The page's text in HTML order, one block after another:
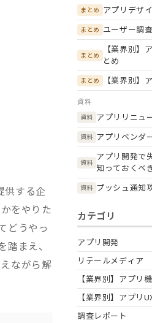
供する企
をやりた
どうやっ
まえ、
ながら解
まとめ アプリデザ
まとめ ユーザー調
まとめ
【業界別】
とめ
まとめ 【業界別】
資料
資料 アプリリニュ
資料 アプリベンダ
資料
アプリ開発で
知っておくべ
資料 プッシュ通知
カテゴリ
アプリ開発
リテールメディア
【業界別】アプリ
【業界別】アプリ
調査レポート